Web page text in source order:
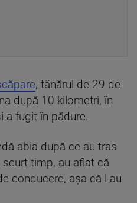
, tânărul de 29 de
după 10 kilometri, în
a fugit în pădure.
abia după ce au tras
timp, au aflat că
conducere, aşa că l-au